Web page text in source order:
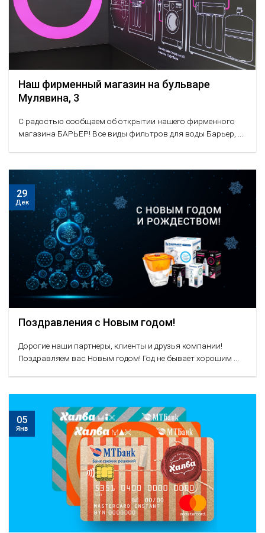
Наш фирменный магазин на бульваре
Мулявина, 3
С радостью сообщаем об открытии нашего фирменного
магазина БАРЬЕР! Все виды фильтров для воды Барьер, ...
Поздравления с Новым годом!
Дорогие наши партнеры, клиенты и друзья компании!
Поздравляем вас Новым годом! Год не бывает хорошим ...
29
Дек
05
Янв